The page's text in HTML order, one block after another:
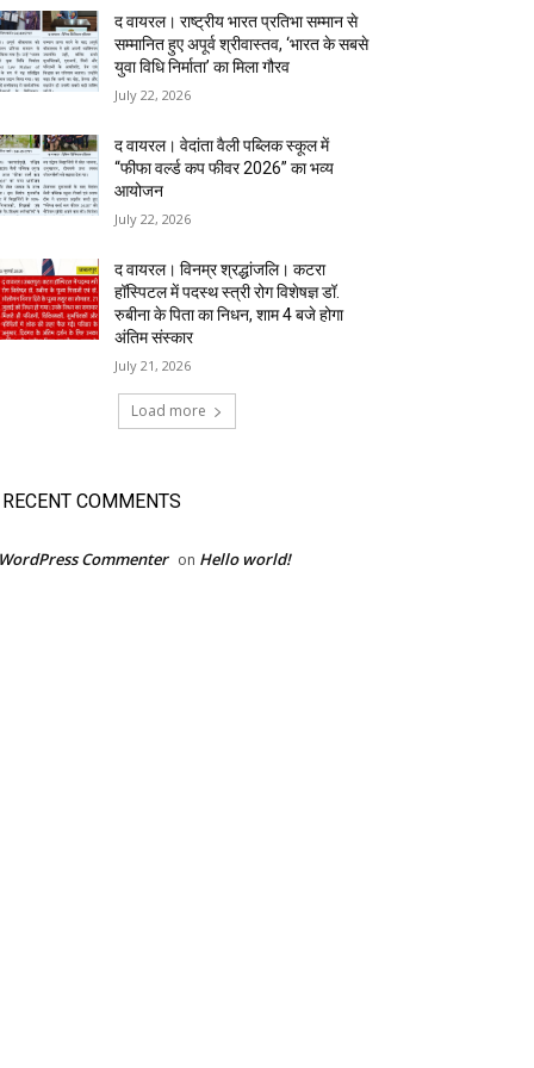
द वायरल। राष्ट्रीय भारत प्रतिभा सम्मान से
सम्मानित हुए अपूर्व श्रीवास्तव, ‘भारत के सबसे
युवा विधि निर्माता’ का मिला गौरव
July 22, 2026
द वायरल। वेदांता वैली पब्लिक स्कूल में
“फीफा वर्ल्ड कप फीवर 2026” का भव्य
आयोजन
July 22, 2026
द वायरल। विनम्र श्रद्धांजलि। कटरा
हॉस्पिटल में पदस्थ स्त्री रोग विशेषज्ञ डॉ.
रुबीना के पिता का निधन, शाम 4 बजे होगा
अंतिम संस्कार
July 21, 2026
Load more
RECENT COMMENTS
Commenter on Hello world!